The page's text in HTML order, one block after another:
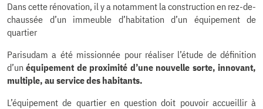
Dans cette rénovation, il y a notamment la construction en rez-de-
chaussée d’un immeuble d’habitation d’un équipement de
quartier
Parisudam a été missionnée pour réaliser l’étude de définition
d’unéquipement de proximité d’une nouvelle sorte, innovant,
multiple, au service des habitants.
L’équipement de quartier en question doit pouvoir accueillir à